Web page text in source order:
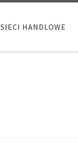
SIECI HANDLOWE